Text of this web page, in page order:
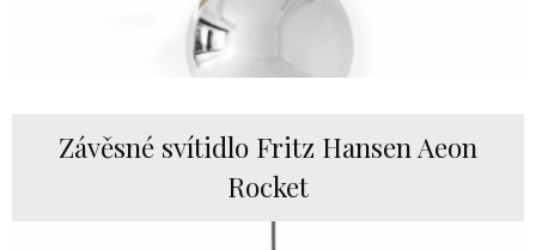
Závěsné svítidlo Fritz Hansen Aeon
Rocket